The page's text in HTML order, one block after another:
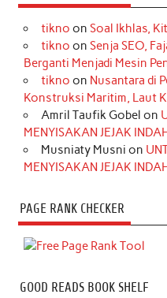
tikno on Soal Ikhlas,
tikno on Senja SEO,
Berganti Menjadi Mesin
tikno on Nusantara di
Konstruksi Maritim, Laut
Amril Taufik Gobel on
MENYISAKAN JEJAK
Musniaty Musni on
MENYISAKAN JEJAK
PAGE RANK CHECKER
GOOD READS BOOK SHELF